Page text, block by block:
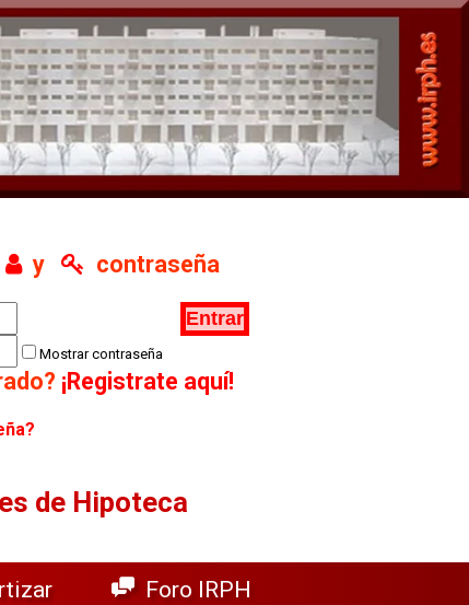
y contraseña
Mostrar contraseña
¡Registrate aquí!
de Hipoteca
Foro IRPH